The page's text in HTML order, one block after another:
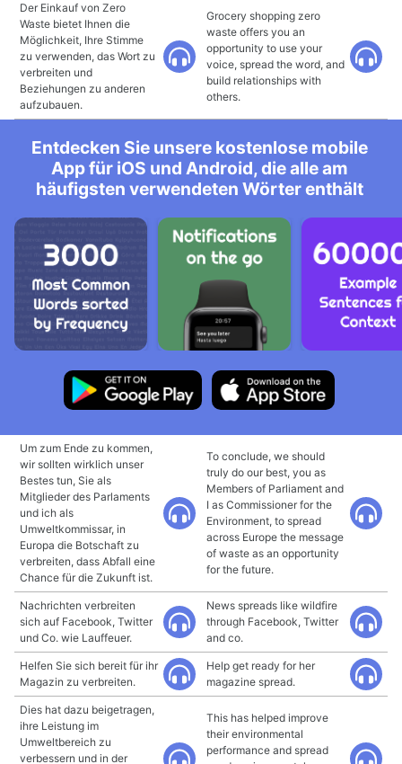
Der Einkauf von Zero
Waste bietet Ihnen die
Möglichkeit, Ihre Stimme
zu verwenden, das Wort zu
verbreiten und
Beziehungen zu anderen
aufzubauen.
Grocery shopping zero
waste offers you an
opportunity to use your
voice, spread the word, and
build relationships with
others.
Entdecken Sie unsere kostenlose mobile
App für iOS und Android, die alle am
häufigsten verwendeten Wörter enthält
Um zum Ende zu kommen,
wir sollten wirklich unser
Bestes tun, Sie als
Mitglieder des Parlaments
und ich als
Umweltkommissar, in
Europa die Botschaft zu
verbreiten, dass Abfall eine
Chance für die Zukunft ist.
To conclude, we should
truly do our best, you as
Members of Parliament and
I as Commissioner for the
Environment, to spread
across Europe the message
of waste as an opportunity
for the future.
Nachrichten verbreiten
sich auf Facebook, Twitter
und Co. wie Lauffeuer.
News spreads like wildfire
through Facebook, Twitter
and co.
Helfen Sie sich bereit für ihr
Magazin zu verbreiten.
Help get ready for her
magazine spread.
Dies hat dazu beigetragen,
ihre Leistung im
Umweltbereich zu
verbessern und in der
This has helped improve
their environmental
performance and spread